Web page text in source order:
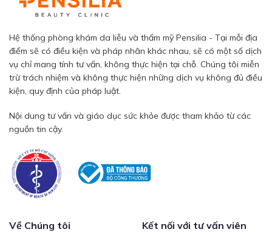
Hệ thống phòng khám da liễu và thẩm mỹ Pensilia - Tại mỗi địa
điểm sẽ có điều kiện và pháp nhân khác nhau, sẽ có một số dịch
vụ chỉ mang tính tư vấn, không thực hiện tại chỗ. Chúng tôi miễn
trừ trách nhiệm và không thực hiện những dịch vụ không đủ điều
kiện, quy định của pháp luật.
Nội dung tư vấn và giáo dục sức khỏe được tham khảo từ các
nguồn tin cậy.
Về Chúng tôi Kết nối với tư vấn viên